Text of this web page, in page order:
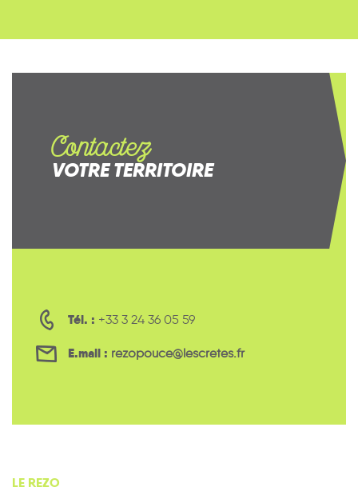
Contactez
VOTRE TERRITOIRE
Tél. : +33 3 24 36 05 59
E.mail : rezopouce@lescretes.fr
LE REZO